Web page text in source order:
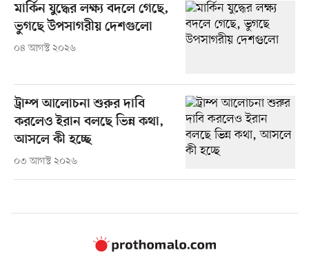
মার্কিন যুদ্ধের লক্ষ্য বদলে গেছে,
ভুগছে উপসাগরীয় দেশগুলো
০৪ আগস্ট ২০২৬
ট্রাম্প আলোচনা শুরুর দাবি
করলেও ইরান বলছে ভিন্ন কথা,
আসলে কী হচ্ছে
০৩ আগস্ট ২০২৬